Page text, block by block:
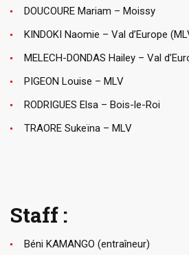
DOUCOURE Mariam – Moissy
KINDOKI Naomie – Val d’Europe
MELECH-DONDAS Hailey – Val
PIGEON Louise – MLV
RODRIGUES Elsa – Bois-le-Roi
TRAORE Sukeïna – MLV
Staff :
Béni KAMANGO (entraîneur)